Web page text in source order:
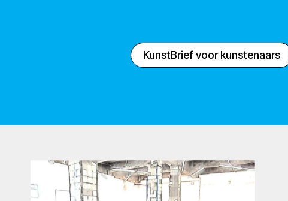
KunstBrief voor kunstenaars